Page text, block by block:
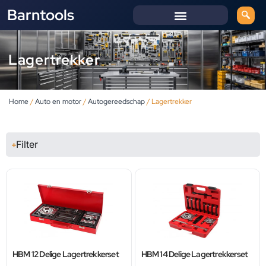
Barntools
Lagertrekker
Home/Auto en motor/Autogereedschap/ Lagertrekker
Filter
HBM 12 Delige Lagertrekkerset HBM 14 Delige Lagertrekkerset